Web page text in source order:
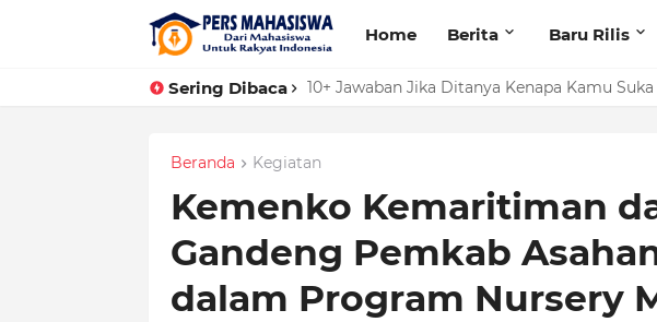
Home Berita Baru Rilis
Sering Dibaca 10+ Jawaban Jika Ditanya Kenapa Kamu
Beranda Kegiatan
Kemenko Kemaritiman
Gandeng Pemkab
dalam Program Nursery